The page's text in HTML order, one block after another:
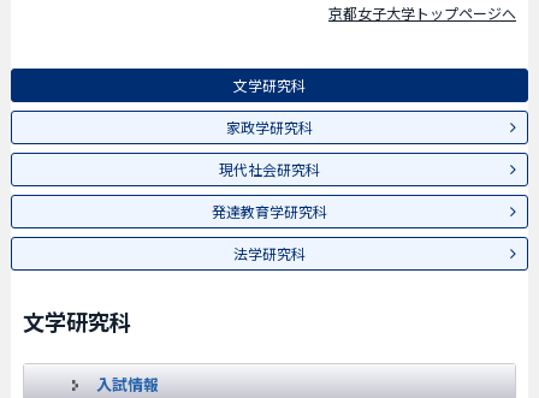
京都女子大学トップページへ
文学研究科
家政学研究科
現代社会研究科
発達教育学研究科
法学研究科
文学研究科
入試情報